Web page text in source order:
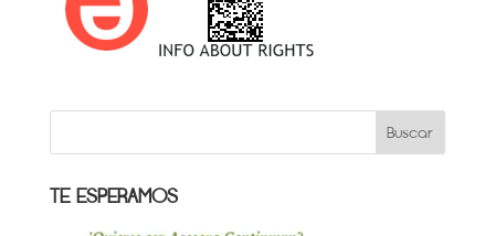
TE ESPERAMOS